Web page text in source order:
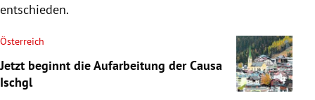
entschieden.
Österreich
Jetzt beginnt die Aufarbeitung der Causa
Ischgl